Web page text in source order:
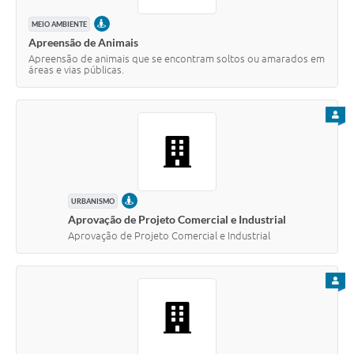
MEIO AMBIENTE PRESENCIAL
Apreensão de Animais
Apreensão de animais que se encontram soltos ou amarados em
áreas e vias públicas.
URBANISMO PRESENCIAL
Aprovação de Projeto Comercial e Industrial
Aprovação de Projeto Comercial e Industrial